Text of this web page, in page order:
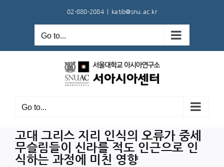
02-880-2084 katib@snu.ac.kr
Go to...
Go to...
고대 그리스 지리 인식의 오류가 중세
무슬림들이 신라를 적도 인근으로 인
식하는 과정에 미친 영향